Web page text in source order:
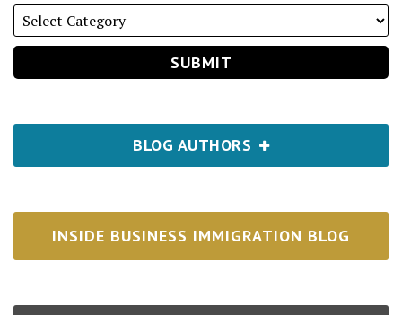
BLOG AUTHORS
INSIDE BUSINESS IMMIGRATION BLOG